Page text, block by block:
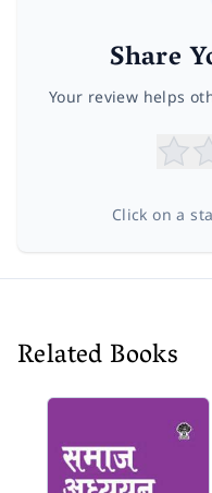
Share
Your review helps
Click on a
Related Books